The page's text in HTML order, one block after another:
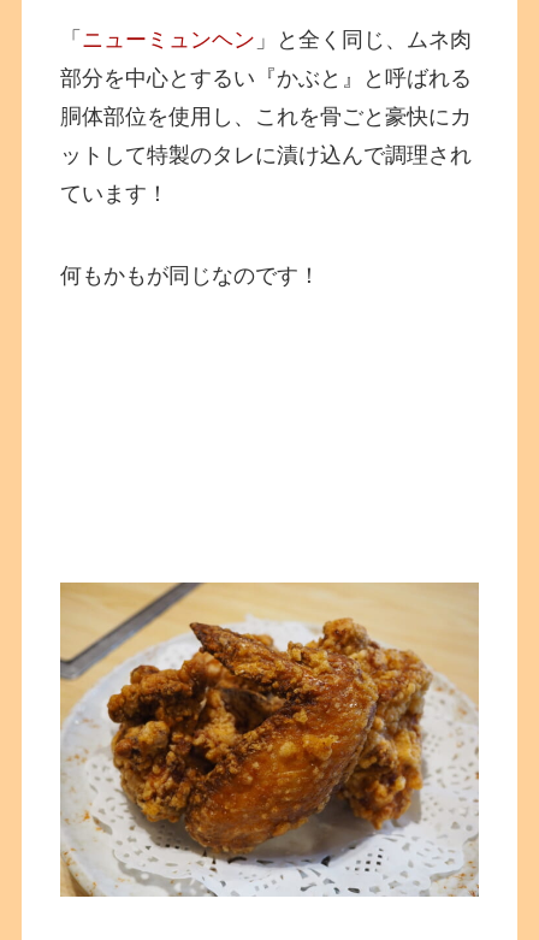
「 ニューミュンヘン 」と全く同じ、ムネ肉
部分を中心とするい『かぶと』と呼ばれる
胴体部位を使用し、これを骨ごと豪快にカ
ットして特製のタレに漬け込んで調理され
ています！
何もかもが同じなのです！